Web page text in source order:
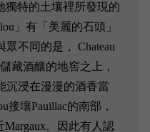
獨特的土壤裡所發現的
」有「美麗的石頭」
不同的是， Chateau
藏酒釀的地窖之上，
沉浸在漫漫的酒香當
接壤Pauillac的南部，
Margaux。因此有人認